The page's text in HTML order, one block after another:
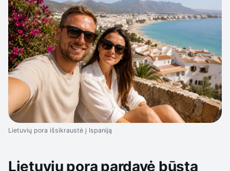
Lietuvių pora išsikraustė į Ispaniją
Lietuvių pora pardavė būstą